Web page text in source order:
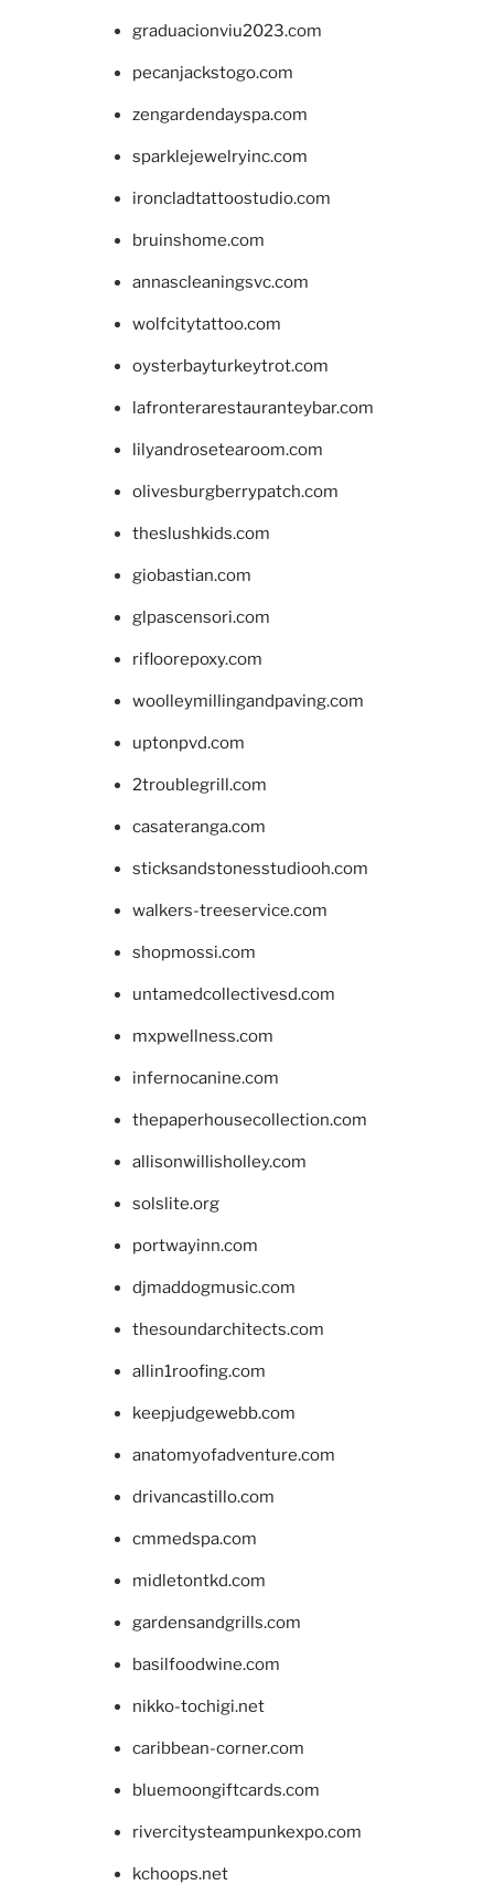
graduacionviu2023.com
pecanjackstogo.com
zengardendayspa.com
sparklejewelryinc.com
ironcladtattoostudio.com
bruinshome.com
annascleaningsvc.com
wolfcitytattoo.com
oysterbayturkeytrot.com
lafronterarestauranteybar.com
lilyandrosetearoom.com
olivesburgberrypatch.com
theslushkids.com
giobastian.com
glpascensori.com
rifloorepoxy.com
woolleymillingandpaving.com
uptonpvd.com
2troublegrill.com
casateranga.com
sticksandstonesstudiooh.com
walkers-treeservice.com
shopmossi.com
untamedcollectivesd.com
mxpwellness.com
infernocanine.com
thepaperhousecollection.com
allisonwillisholley.com
solslite.org
portwayinn.com
djmaddogmusic.com
thesoundarchitects.com
allin1roofing.com
keepjudgewebb.com
anatomyofadventure.com
drivancastillo.com
cmmedspa.com
midletontkd.com
gardensandgrills.com
basilfoodwine.com
nikko-tochigi.net
caribbean-corner.com
bluemoongiftcards.com
rivercitysteampunkexpo.com
kchoops.net